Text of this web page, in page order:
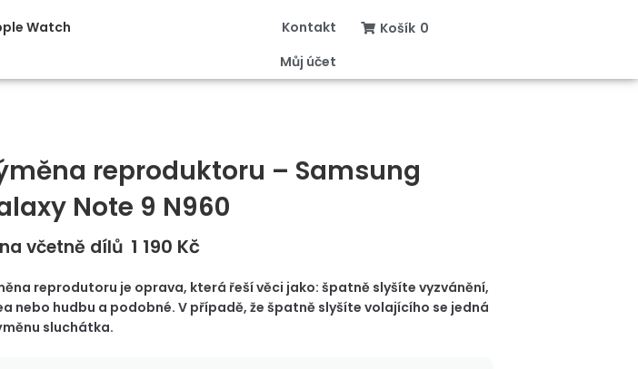
Watch
Kontakt
Můj účet
Košík 0
reproduktoru – Samsung
Note 9 N960
včetně dílů 1 190 Kč
reprodutoru je oprava, která řeší věci jako: špatně slyšíte vyzvánění,
nebo hudbu a podobné. V případě, že špatně slyšíte volajícího se jedná
sluchátka.